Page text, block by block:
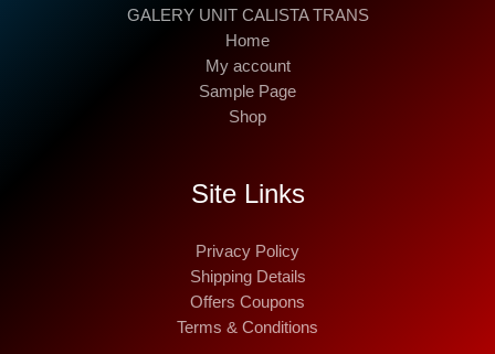
GALERY UNIT CALISTA TRANS
Home
My account
Sample Page
Shop
Site Links
Privacy Policy
Shipping Details
Offers Coupons
Terms & Conditions